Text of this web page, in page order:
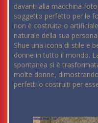
davanti alla macchina
soggetto perfetto per le
non è costruita o
naturale della sua
Shue una icona di stile e
donne in tutto il mondo.
spontanea si è
molte donne,
perfetti o costruiti per